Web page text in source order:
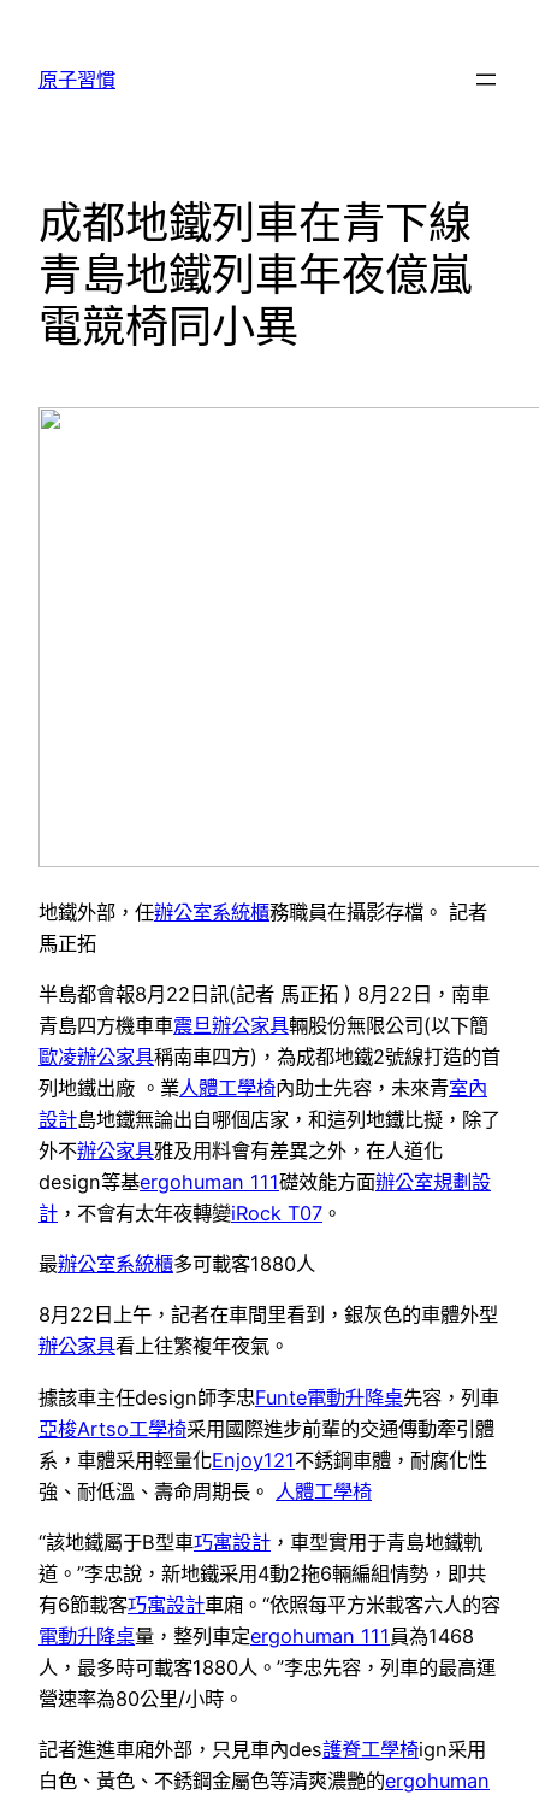
原子習慣
成都地鐵列車在青下線
青島地鐵列車年夜億嵐
電競椅同小異
地鐵外部，任辦公室系統櫃務職員在攝影存檔。 記者
馬正拓
半島都會報8月22日訊(記者 馬正拓 ) 8月22日，南車
青島四方機車車震旦辦公家具輛股份無限公司(以下簡
歐凌辦公家具稱南車四方)，為成都地鐵2號線打造的首
列地鐵出廠 。業人體工學椅內助士先容，未來青室內
設計島地鐵無論出自哪個店家，和這列地鐵比擬，除了
外不辦公家具雅及用料會有差異之外，在人道化
design等基ergohuman 111礎效能方面辦公室規劃設
計 ，不會有太年夜轉變iRock T07 。
最辦公室系統櫃多可載客1880人
8月22日上午，記者在車間里看到，銀灰色的車體外型
辦公家具看上往繁複年夜氣。
據該車主任design師李忠Funte電動升降桌先容，列車
亞梭Artso工學椅采用國際進步前輩的交通傳動牽引體
系，車體采用輕量化Enjoy121不銹鋼車體，耐腐化性
強、耐低溫、壽命周期長。 人體工學椅
“該地鐵屬于B型車巧寓設計 ，車型實用于青島地鐵軌
道。”李忠說，新地鐵采用4動2拖6輛編組情勢，即共
有6節載客巧寓設計車廂。“依照每平方米載客六人的容
電動升降桌量，整列車定ergohuman 111 員為1468
人，最多時可載客1880人。”李忠先容，列車的最高運
營速率為80公里/小時。
記者進進車廂外部，只見車內des護脊工學椅ign采用
白色、黃色、不銹鋼金屬色等清爽濃艷的ergohuman